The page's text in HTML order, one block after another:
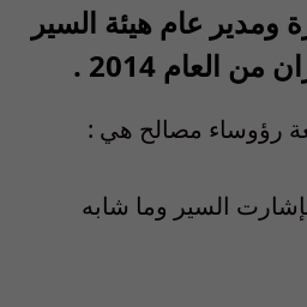
عام هيئة السير
العام 2014 .
رؤوساء مصالح هي :
السير وما شابه